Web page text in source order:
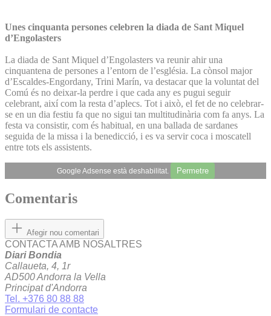
Unes cinquanta persones celebren la diada de Sant Miquel
d’Engolasters
La diada de Sant Miquel d’Engolasters va reunir ahir una
cinquantena de persones a l’entorn de l’església. La cònsol major
d’Escaldes-Engordany, Trini Marín, va destacar que la voluntat del
Comú és no deixar-la perdre i que cada any es pugui seguir
celebrant, així com la resta d’aplecs. Tot i això, el fet de no celebrar-
se en un dia festiu fa que no sigui tan multitudinària com fa anys. La
festa va consistir, com és habitual, en una ballada de sardanes
seguida de la missa i la benedicció, i es va servir coca i moscatell
entre tots els assistents.
Google Adsense està deshabilitat. Permetre
Comentaris
Afegir nou comentari
CONTACTA AMB NOSALTRES
Diari Bondia
Callaueta, 4, 1r
AD500 Andorra la Vella
Principat d'Andorra
Tel. +376 80 88 88
Formulari de contacte